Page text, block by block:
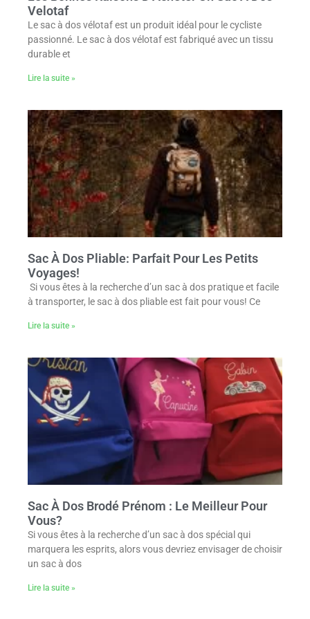
Velotaf
Le sac à dos vélotaf est un produit idéal pour le cycliste
passionné. Le sac à dos vélotaf est fabriqué avec un tissu
durable et
Lire la suite »
Sac À Dos Pliable: Parfait Pour Les Petits
Voyages!
Si vous êtes à la recherche d’un sac à dos pratique et facile
à transporter, le sac à dos pliable est fait pour vous! Ce
Lire la suite »
Sac À Dos Brodé Prénom : Le Meilleur Pour
Vous?
Si vous êtes à la recherche d’un sac à dos spécial qui
marquera les esprits, alors vous devriez envisager de choisir
un sac à dos
Lire la suite »